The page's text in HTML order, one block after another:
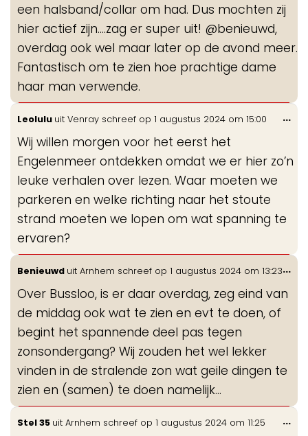
een halsband/collar om had. Dus mochten zij
hier actief zijn....zag er super uit! @benieuwd,
overdag ook wel maar later op de avond meer.
Fantastisch om te zien hoe prachtige dame
haar man verwende.
Leolulu uit Venray schreef op 1 augustus 2024 om 15:00
Wij willen morgen voor het eerst het
Engelenmeer ontdekken omdat we er hier zo’n
leuke verhalen over lezen. Waar moeten we
parkeren en welke richting naar het stoute
strand moeten we lopen om wat spanning te
ervaren?
...
Benieuwd uit Arnhem schreef op 1 augustus 2024 om 13:23
Over Bussloo, is er daar overdag, zeg eind van
de middag ook wat te zien en evt te doen, of
begint het spannende deel pas tegen
zonsondergang? Wij zouden het wel lekker
vinden in de stralende zon wat geile dingen te
zien en (samen) te doen namelijk...
...
Stel 35 uit Arnhem schreef op 1 augustus 2024 om 11:25 ...